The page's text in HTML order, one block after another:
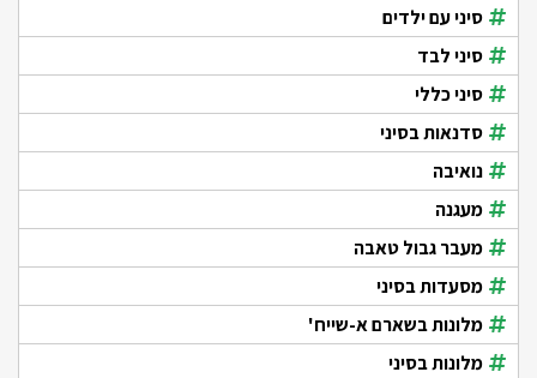
סיני עם ילדים
סיני לבד
סיני כללי
סדנאות בסיני
נואיבה
מעגנה
מעבר גבול טאבה
מסעדות בסיני
מלונות בשארם א-שייח'
מלונות בסיני